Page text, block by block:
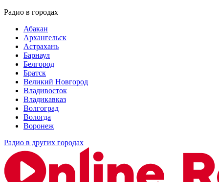
Радио в городах
Абакан
Архангельск
Астрахань
Барнаул
Белгород
Братск
Великий Новгород
Владивосток
Владикавказ
Волгоград
Вологда
Воронеж
Радио в других городах